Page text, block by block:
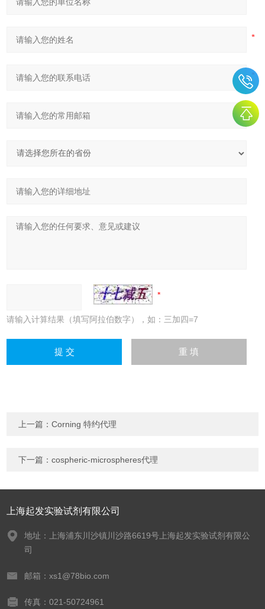
请输入计算结果（填写阿拉伯数字），如：三加四=7
上一篇：Corning 特约代理
下一篇：cospheric-microspheres代理
上海起发实验试剂有限公司
地址：上海浦东川沙镇川沙路6619号上海起发实验试剂有限公
司
邮箱：xs1@78bio.com
传真：021-50724961